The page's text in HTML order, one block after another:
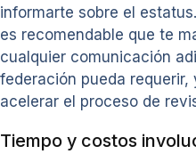
informarte sobre el
es recomendable que te
cualquier comunicación
federación pueda requerir,
acelerar el proceso de
Tiempo y costos